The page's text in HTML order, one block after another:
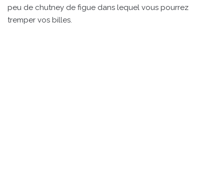
peu de chutney de figue dans lequel vous pourrez
tremper vos billes.